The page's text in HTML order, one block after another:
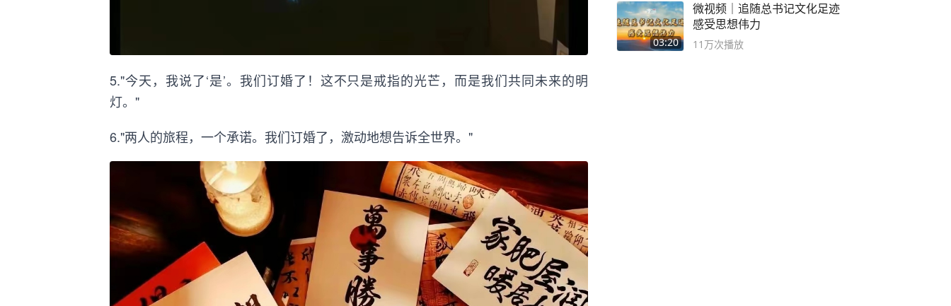
5."今天，我说了‘是’。我们订婚了！这不只是戒指的光芒，而是我们共同未来的明
灯。"
6."两人的旅程，一个承诺。我们订婚了，激动地想告诉全世界。"
03:20
微视频｜追随总书记文化足迹
感受思想伟力
11万次播放